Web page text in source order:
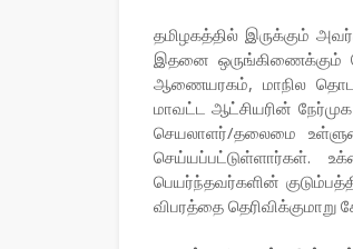
தமிழகத்தில் இருக்கும்
இதனை ஒருங்கிணைக்கும்
ஆணையரகம், மாநில
மாவட்ட ஆட்சியரின்
செயலாளர்/தலைமை
செய்யப்பட்டுள்ளார்கள்.
பெயர்ந்தவர்களின்
விபரத்தை தெரிவிக்குமாறு